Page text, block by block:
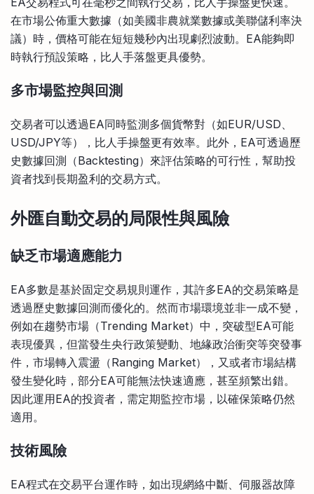
在市場公佈重大數據（如美國非農就業數據或美聯儲利率決
議）時，價格可能在短短幾秒內出現劇烈波動。EA能夠即
時執行預設策略，比人手落盤更具優勢。
多市場監控與回測
交易者可以透過EA同時監測多個貨幣對（如EUR/USD、
USD/JPY等），比人手操盤更有效率。此外，EA可透過歷
史數據回測（Backtesting）來評估策略的可行性，幫助投
資者找到長期盈利的交易方式。
外匯自動交易的局限性與風險
缺乏市場適應能力
EA多數是基於固定交易規則運作，其許多EA的交易策略是
透過歷史數據回測而優化的。然而市場環境並非一成不變，
例如在趨勢市場（Trending Market）中，突破型EA可能
表現優異，但當發生央行政策變動、地緣政治衝突等突發事
件，市場轉入震盪（Ranging Market），又或者市場結構
發生變化時，部分EA可能無法快速適應，甚至頻繁出錯。
因此運用EA的投資者，需定期監控市場，以確保策略仍然
適用。
技術風險
EA程式在交易平台運作時，如出現網絡中斷、伺服器故障